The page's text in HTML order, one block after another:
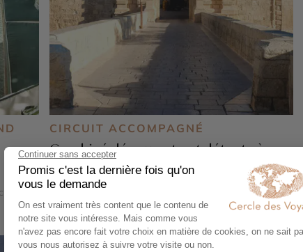
CIRCUIT ACCOMPAGNÉ
Combiné découverte et détente à
Malte en petit groupe
8 jours - À partir de /pers
La Valette